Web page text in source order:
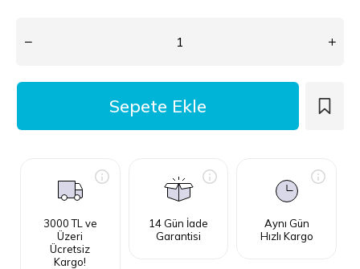
3000 TL ve
Üzeri
Ücretsiz
Kargo!
14 Gün İade
Garantisi
Aynı Gün
Hızlı Kargo